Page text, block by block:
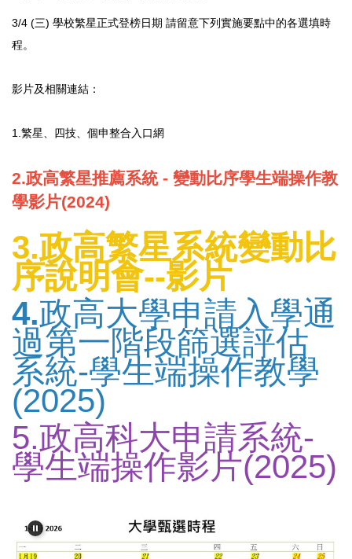
3/4 (三) 學校繁星正式登榜日期 請留意下列實施要點中的各選填時
程。
影片及相關連結：
1. 繁星、四技、個申整合入口網
2.政高繁星推薦系統 - 變動比序學生端操作教
學影片(2024)
3.政高繁星系統變動比
序說明會--影片
4.政高大學申請入學通
過第一階段篩選評估
系統-學生端操作教學
(2025)
5.政高科大申請系統-
學生端操作影片(2025)